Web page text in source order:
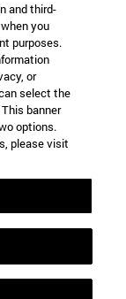
and third-
you
purposes.
or
select the
banner
options.
please visit